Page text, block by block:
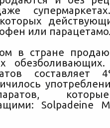
или
в стране
составляет
Solpadeine